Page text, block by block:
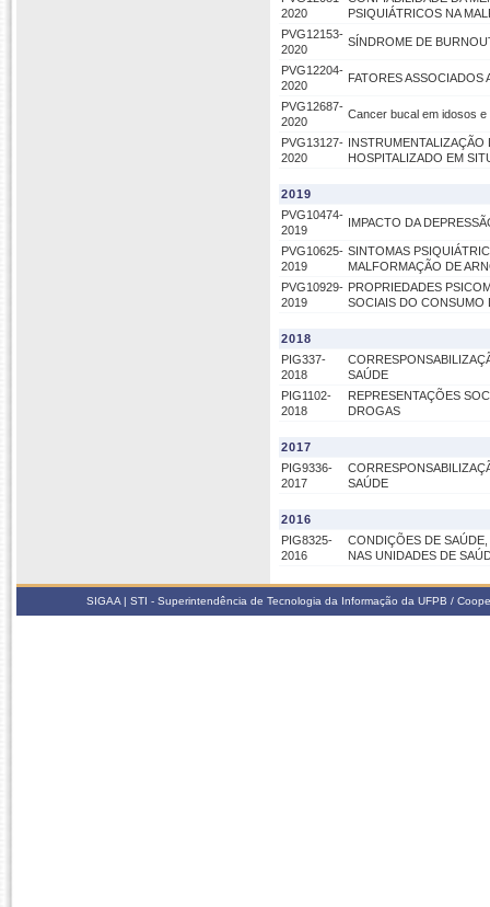
2020
PSIQUIÁTRICOS NA
PVG12153-
2020
SÍNDROME DE
PVG12204-
2020
FATORES ASSOCIADOS
PVG12687-
2020
Cancer bucal em idosos
PVG13127-
2020
HOSPITALIZADO EM
2019
PVG10474-
2019
IMPACTO DA
PVG10625-
2019
SINTOMAS
MALFORMAÇÃO DE
PVG10929-
2019
PROPRIEDADES
SOCIAIS DO CONSUMO
2018
PIG337-
2018
SAÚDE
PIG1102-
2018
REPRESENTAÇÕES
DROGAS
2017
PIG9336-
2017
SAÚDE
2016
PIG8325-
2016
CONDIÇÕES DE
NAS UNIDADES DE
SIGAA | STI - Superintendência de Tecnologia da Informação da UFPB /